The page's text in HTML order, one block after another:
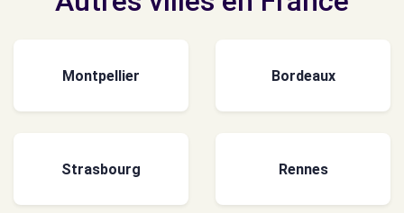
Montpellier Bordeaux
Strasbourg Rennes